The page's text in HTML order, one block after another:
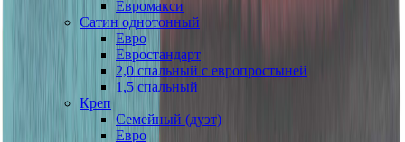
Евромакси
Сатин однотонный
Евро
Евростандарт
2,0 спальный с европростыней
1,5 спальный
Креп
Семейный (дуэт)
Евро